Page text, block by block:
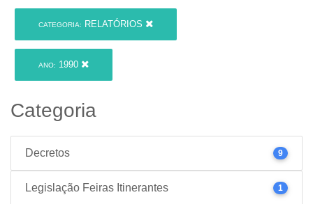
CATEGORIA: RELATÓRIOS
ANO: 1990
Categoria
Decretos 9
Legislação Feiras Itinerantes 1